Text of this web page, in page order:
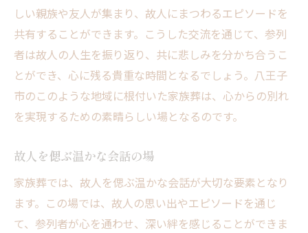
しい親族や友人が集まり、故人にまつわるエピソードを
共有することができます。こうした交流を通じて、参列
者は故人の人生を振り返り、共に悲しみを分かち合うこ
とができ、心に残る貴重な時間となるでしょう。八王子
市のこのような地域に根付いた家族葬は、心からの別れ
を実現するための素晴らしい場となるのです。
故人を偲ぶ温かな会話の場
家族葬では、故人を偲ぶ温かな会話が大切な要素となり
ます。この場では、故人の思い出やエピソードを通じ
て、参列者が心を通わせ、深い絆を感じることができま